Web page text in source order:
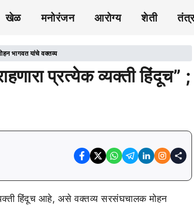
खेळ मनोरंजन आरोग्य शेती
भागवत यांचे वक्तव्य
प्रत्येक व्यक्ती हिंदूच” ;
हिंदूच आहे, असे वक्तव्य सरसंघचालक मोहन